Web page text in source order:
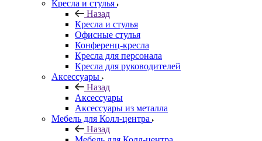
Кресла и стулья
Назад
Кресла и стулья
Офисные стулья
Конференц-кресла
Кресла для персонала
Кресла для руководителей
Аксессуары
Назад
Аксессуары
Аксессуары из металла
Мебель для Колл-центра
Назад